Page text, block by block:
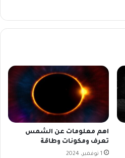
اهم معلومات عن الشمس
تعرف ومكونات وطاقة
1 نوفمبر، 2024